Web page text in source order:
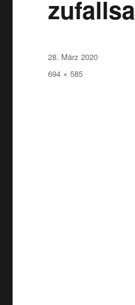
Veröffentlicht
am
28. März 2020
Originalgröße
694 × 585